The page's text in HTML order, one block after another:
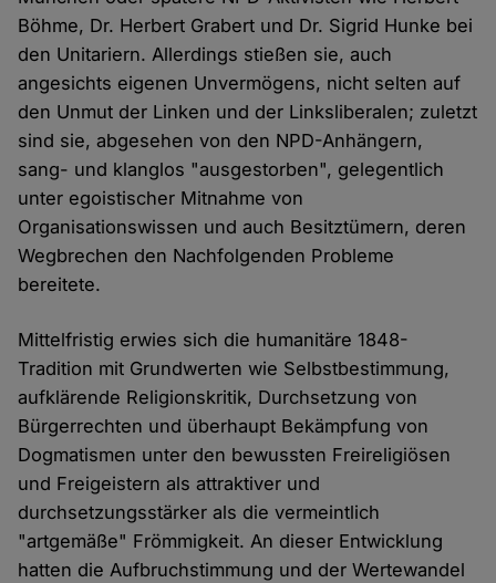
Böhme, Dr. Herbert Grabert und Dr. Sigrid Hunke bei
den Unitariern. Allerdings stießen sie, auch
angesichts eigenen Unvermögens, nicht selten auf
den Unmut der Linken und der Linksliberalen; zuletzt
sind sie, abgesehen von den NPD-Anhängern,
sang- und klanglos "ausgestorben", gelegentlich
unter egoistischer Mitnahme von
Organisationswissen und auch Besitztümern, deren
Wegbrechen den Nachfolgenden Probleme
bereitete.
Mittelfristig erwies sich die humanitäre 1848-
Tradition mit Grundwerten wie Selbstbestimmung,
aufklärende Religionskritik, Durchsetzung von
Bürgerrechten und überhaupt Bekämpfung von
Dogmatismen unter den bewussten Freireligiösen
und Freigeistern als attraktiver und
durchsetzungsstärker als die vermeintlich
"artgemäße" Frömmigkeit. An dieser Entwicklung
hatten die Aufbruchstimmung und der Wertewandel